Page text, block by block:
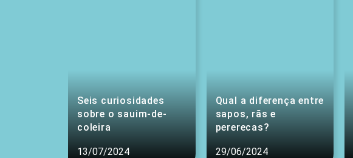
Seis curiosidades
sobre o sauim-de-
coleira
13/07/2024
Qual a diferença entre
sapos, rãs e
pererecas?
29/06/2024